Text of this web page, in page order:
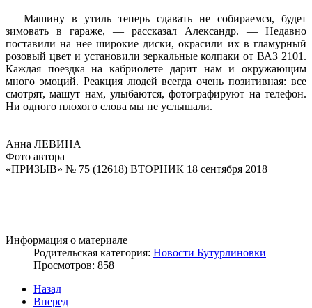
— Машину в утиль теперь сдавать не собираемся, будет
зимовать в гараже, — рассказал Александр. — Недавно
поставили на нее широкие диски, окрасили их в гламурный
розовый цвет и установили зеркальные колпаки от ВАЗ 2101.
Каждая поездка на кабриолете дарит нам и окружающим
много эмоций. Реакция людей всегда очень позитивная: все
смотрят, машут нам, улыбаются, фотографируют на телефон.
Ни одного плохого слова мы не услышали.
Анна ЛЕВИНА
Фото автора
«ПРИЗЫВ» № 75 (12618) ВТОРНИК 18 сентября 2018
Информация о материале
Родительская категория: Новости Бутурлиновки
Просмотров: 858
Назад
Вперед